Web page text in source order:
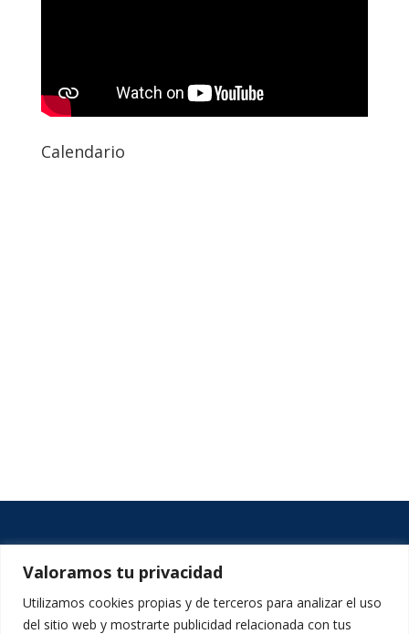
Valoramos tu privacidad
Utilizamos cookies propias y de terceros para analizar el uso
del sitio web y mostrarte publicidad relacionada con tus
Calendario
Categorías